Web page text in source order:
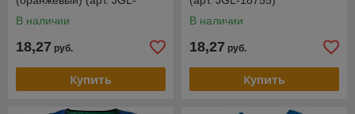
В наличии
18,27 руб.
Купить
В наличии
18,27 руб.
Купить